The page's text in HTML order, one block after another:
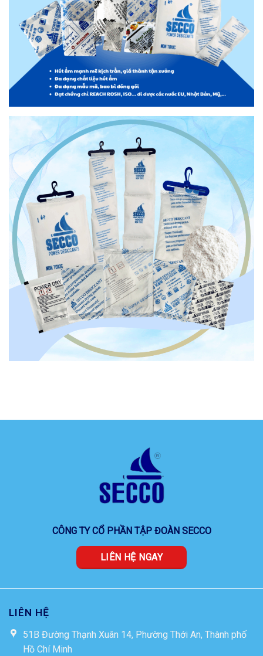
CÔNG TY CỔ PHẦN TẬP ĐOÀN SECCO
LIÊN HỆ NGAY
LIÊN HỆ
51B Đường Thạnh Xuân 14, Phường Thới An, Thành phố
Hồ Chí Minh